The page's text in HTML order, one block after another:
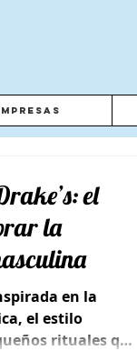
el
la
en la
el estilo
rituales que